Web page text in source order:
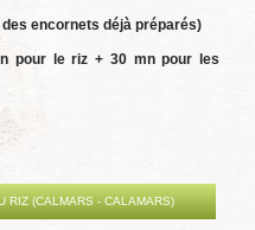
encornets déjà préparés)
pour le riz + 30 mn pour les
RIZ (CALMARS - CALAMARS)